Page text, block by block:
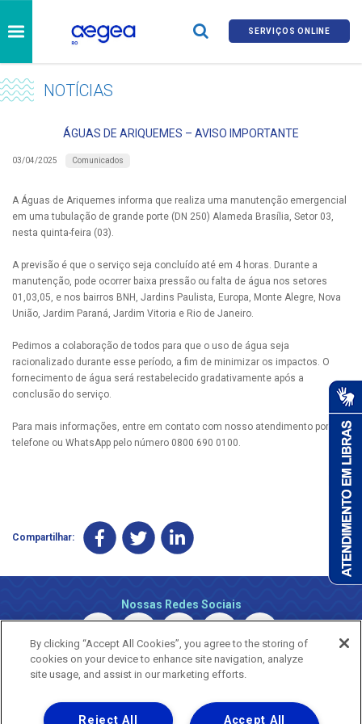
SERVIÇOS ONLINE
NOTÍCIAS
ÁGUAS DE ARIQUEMES – AVISO IMPORTANTE
03/04/2025 Comunicados
A Águas de Ariquemes informa que realiza uma manutenção emergencial
em uma tubulação de grande porte (DN 250) Alameda Brasília, Setor 03,
nesta quinta-feira (03).
A previsão é que o serviço seja concluído até em 4 horas. Durante a
manutenção, pode ocorrer baixa pressão ou falta de água nos setores
01,03,05, e nos bairros BNH, Jardins Paulista, Europa, Monte Alegre, Nova
União, Jardim Paraná, Jardim Vitoria e Rio de Janeiro.
Pedimos a colaboração de todos para que o uso de água seja
racionalizado durante esse período, a fim de minimizar os impactos. O
fornecimento de água será restabelecido gradativamente após a
conclusão do serviço.
Para mais informações, entre em contato com nosso atendimento por
telefone ou WhatsApp pelo número 0800 690 0100.
Compartilhar:
Nossas Redes Sociais
By clicking “Accept All Cookies”, you agree to the storing of
cookies on your device to enhance site navigation, analyze
site usage, and assist in our marketing efforts.
Accept All
Reject All